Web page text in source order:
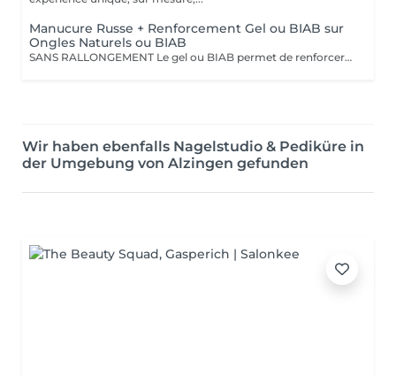
Manucure Russe + Renforcement Gel ou BIAB sur
Ongles Naturels ou BIAB
SANS RALLONGEMENT Le gel ou BIAB permet de renforcer les ongles naturels pour une tenue jusqu'à 4 semaines. Après diagnostic, nous vous conseillons sur le choix de la technique en fonction de la nature de vos ongles. Tout notre matériel est à usage unique et/ou stérilisé pour garantir une hygiène irréprochable durant votre prestation.
Wir haben ebenfalls Nagelstudio & Pediküre in
der Umgebung von Alzingen gefunden